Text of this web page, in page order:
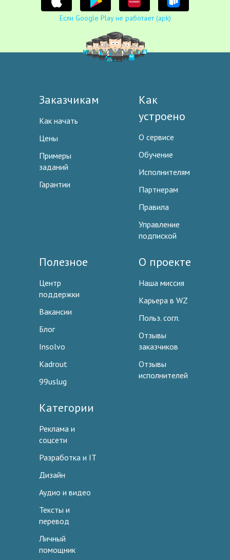
Если Google Play не работает (apk)
Заказчикам
Как начать
Цены
Примеры
заданий
Гарантии
Как
устроено
О сервисе
Обучение
Исполнителям
Партнерам
Правила
Управление
подпиской
Полезное
Центр
поддержки
Вакансии
Блог
Insolvo
Kadrout
99uslug
О проекте
Наша миссия
Карьера в WZ
Польз. согл.
Отзывы
заказчиков
Отзывы
исполнителей
Категории
Реклама и
соцсети
Разработка и IT
Дизайн
Аудио и видео
Тексты и
перевод
Личный
помощник